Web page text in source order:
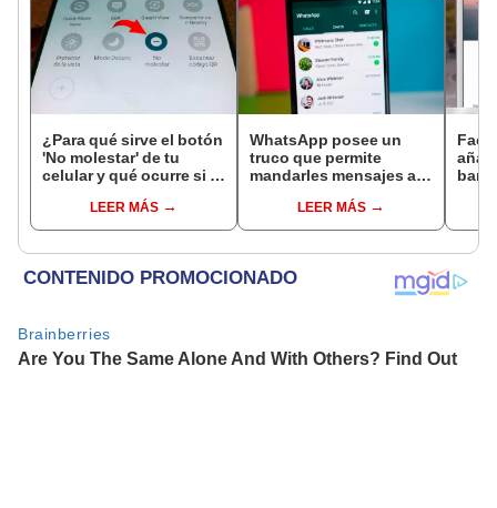
¿Para qué sirve el botón
'No molestar' de tu
celular y qué ocurre si lo
LEER MÁS
WhatsApp posee un
truco que permite
mandarles mensajes a
rápidoLEER MÁS